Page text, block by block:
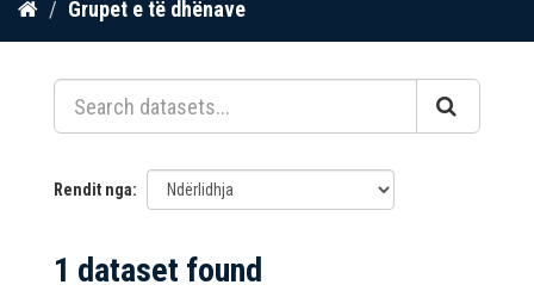
përmbajtja
Grupet e të dhënave
Rendit nga
1 dataset found